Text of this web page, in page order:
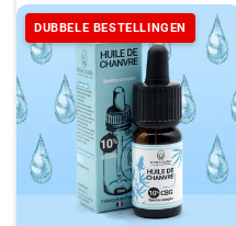
DUBBELE BESTELLINGEN